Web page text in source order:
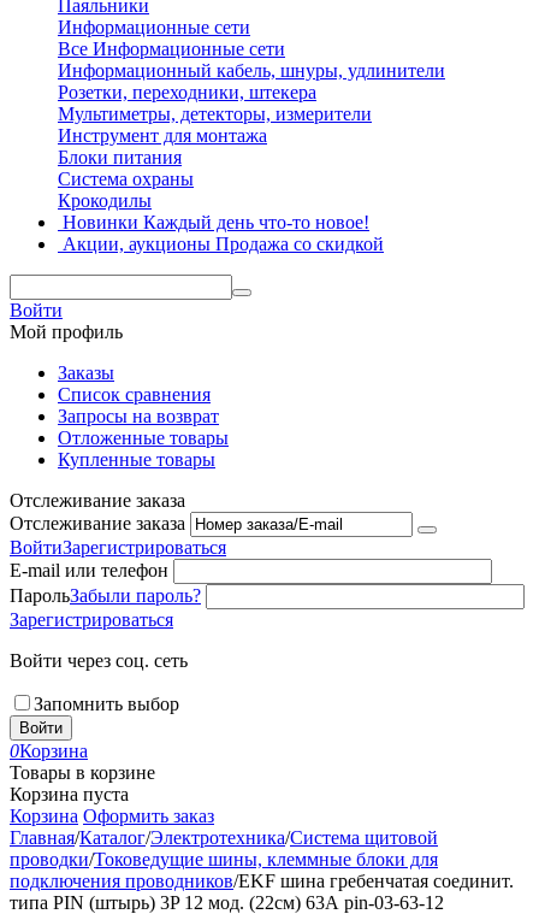
Паяльники
Информационные сети
Все Информационные сети
Информационный кабель, шнуры, удлинители
Розетки, переходники, штекера
Мультиметры, детекторы, измерители
Инструмент для монтажа
Блоки питания
Система охраны
Крокодилы
Новинки Каждый день что-то новое!
Акции, аукционы Продажа со скидкой
Войти
Мой профиль
Заказы
Список сравнения
Запросы на возврат
Отложенные товары
Купленные товары
Отслеживание заказа
Отслеживание заказа
ВойтиЗарегистрироваться
E-mail или телефон
ПарольЗабыли пароль?
Зарегистрироваться
Войти через соц. сеть
Запомнить выбор
Войти
0Корзина
Товары в корзине
Корзина пуста
Корзина Оформить заказ
Главная/Каталог/Электротехника/Система щитовой
проводки/Токоведущие шины, клеммные блоки для
подключения проводников/EKF шина гребенчатая соединит.
типа PIN (штырь) 3P 12 мод. (22см) 63А pin-03-63-12